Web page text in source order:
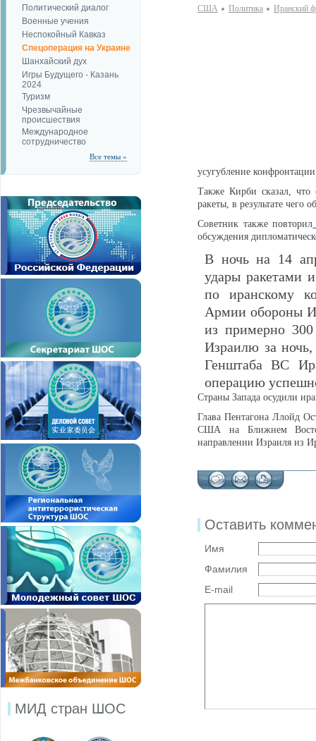
Политический диалог
Военные учения
Неспокойный Кавказ
Спецоперация на Украине
Шанхайский дух
Игры Будущего - Казань
2024
Туризм
Чрезвычайные
происшествия
Международное
сотрудничество
Все темы »
МИД стран ШОС
США Политика Иранский
усугубление
Также Кирби сказал, что
ракеты, в результате
Советник также повторил
обсуждения
В ночь на 14
удары ракетами
по иранскому
Армии обороны
из примерно
Израилю за
Генштаба ВС
операцию
Страны Запада осудили
Глава Пентагона Ллойд
США на Ближнем
направлении Израиля из
Оставить
Имя
Фамилия
E-mail